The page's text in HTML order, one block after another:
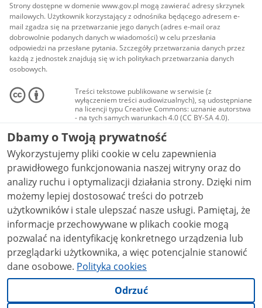
Strony dostępne w domenie www.gov.pl mogą zawierać adresy skrzynek
mailowych. Użytkownik korzystający z odnośnika będącego adresem e-
mail zgadza się na przetwarzanie jego danych (adres e-mail oraz
dobrowolnie podanych danych w wiadomości) w celu przesłania
odpowiedzi na przesłane pytania. Szczegóły przetwarzania danych przez
każdą z jednostek znajdują się w ich politykach przetwarzania danych
osobowych.
Treści tekstowe publikowane w serwisie (z
wyłączeniem treści audiowizualnych), są udostępniane
na licencji typu Creative Commons: uznanie autorstwa
- na tych samych warunkach 4.0 (CC BY-SA 4.0).
Materiały audiowizualne, w tym zdjęcia, materiały
audio i wideo, są udostępniane na licencji typu
Creative Commons: uznanie autorstwa użycie
niekomercyjne - bez utworów zależnych 4.0 (CC BY-
NC-ND 4.0), o ile nie jest to stwierdzone inaczej.
Dbamy o Twoją prywatność
Wykorzystujemy pliki cookie w celu zapewnienia
prawidłowego funkcjonowania naszej witryny oraz do
analizy ruchu i optymalizacji działania strony. Dzięki nim
możemy lepiej dostosować treści do potrzeb
użytkowników i stale ulepszać nasze usługi. Pamiętaj, że
informacje przechowywane w plikach cookie mogą
pozwalać na identyfikację konkretnego urządzenia lub
przeglądarki użytkownika, a więc potencjalnie stanowić
dane osobowe. Polityka cookies
Odrzuć